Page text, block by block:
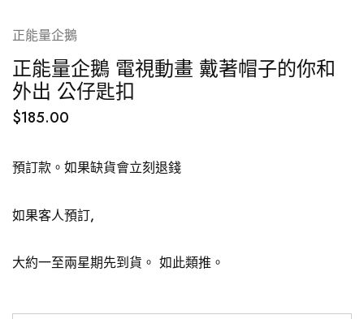
正能量企鵝
正能量企鵝 電視動畫 戴著帽子的你和
外出 公仔匙扣
$185.00
預訂款。如果缺貨會立刻退錢
如果客人預訂,
大約一至兩星期先到貨。 如此類推。